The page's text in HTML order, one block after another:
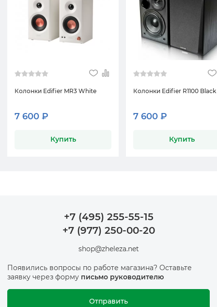
Колонки Edifier MR3 White
7 600 ₽
Купить
Колонки Edifier R1100 Black
7 600 ₽
Купить
+7 (495) 255-55-15
+7 (977) 250-00-20
shop@zheleza.net
Появились вопросы по работе магазина? Оставьте
заявку через форму письмо руководителю
Отправить